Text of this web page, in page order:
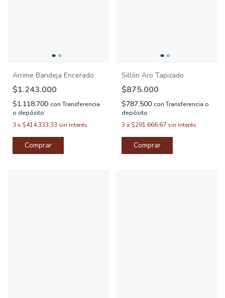
Arrime Bandeja Encerado
$1.243.000
$1.118.700 con Transferencia
o depósito
3 x $414.333,33 sin interés
Comprar
Sillón Aro Tapizado
$875.000
$787.500 con Transferencia o
depósito
3 x $291.666,67 sin interés